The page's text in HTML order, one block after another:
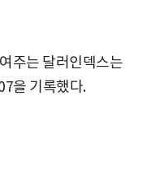
주는 달러인덱스는
을 기록했다.